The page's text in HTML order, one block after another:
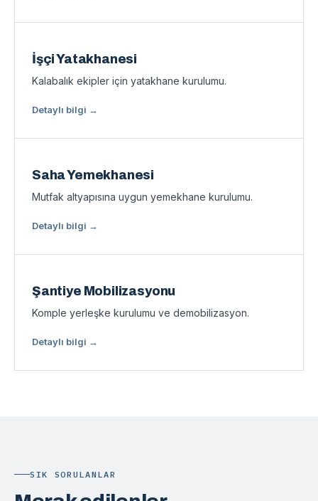
İşçi Yatakhanesi
Kalabalık ekipler için yatakhane kurulumu.
Detaylı bilgi →
Saha Yemekhanesi
Mutfak altyapısına uygun yemekhane kurulumu.
Detaylı bilgi →
Şantiye Mobilizasyonu
Komple yerleşke kurulumu ve demobilizasyon.
Detaylı bilgi →
SIK SORULANLAR